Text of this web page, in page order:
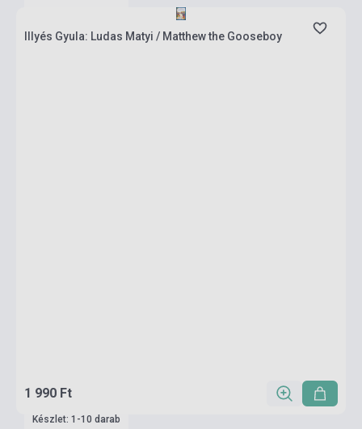
Illyés Gyula: Ludas Matyi / Matthew the Gooseboy
1 990 Ft
Készlet: 1-10 darab